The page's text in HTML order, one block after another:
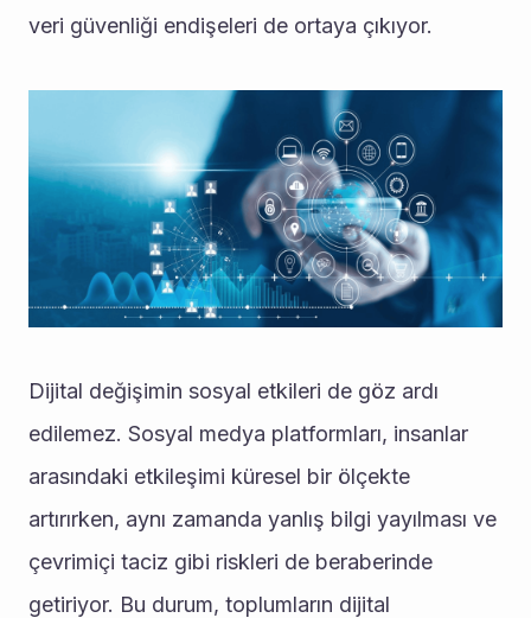
veri güvenliği endişeleri de ortaya çıkıyor.
Dijital değişimin sosyal etkileri de göz ardı
edilemez. Sosyal medya platformları, insanlar
arasındaki etkileşimi küresel bir ölçekte
artırırken, aynı zamanda yanlış bilgi yayılması ve
çevrimiçi taciz gibi riskleri de beraberinde
getiriyor. Bu durum, toplumların dijital